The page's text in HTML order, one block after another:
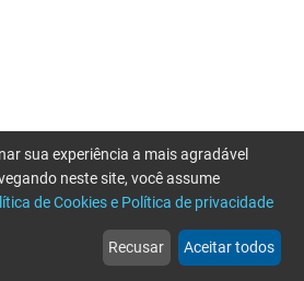
web
Notícias
more_horiz
Mais
sua experiência a mais agradável
neste site, você assume
de Cookies e Política de privacidade
Recusar Aceitar todos
por favor tente novamente